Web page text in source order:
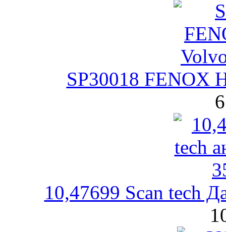
SP30018 FENOX
10,47699 Scan tech